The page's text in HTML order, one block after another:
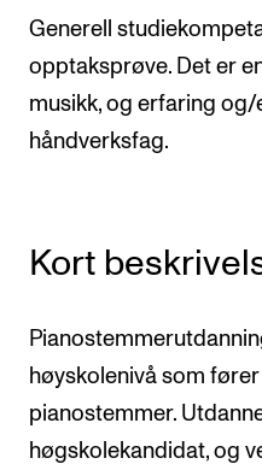
STUDENTLIV
Læringsressurser
Utveksling og reiser
AKTUELT
Generell
opptaksprøve. Det er
musikk, og erfaring
håndverksfag.
Kort
høyskolenivå som
pianostemmer.
høgskolekandidat, og